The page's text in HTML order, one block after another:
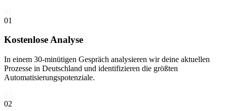
01
Kostenlose Analyse
In einem 30-minütigen Gespräch analysieren wir deine aktuellen
Prozesse in Deutschland und identifizieren die größten
Automatisierungspotenziale.
02